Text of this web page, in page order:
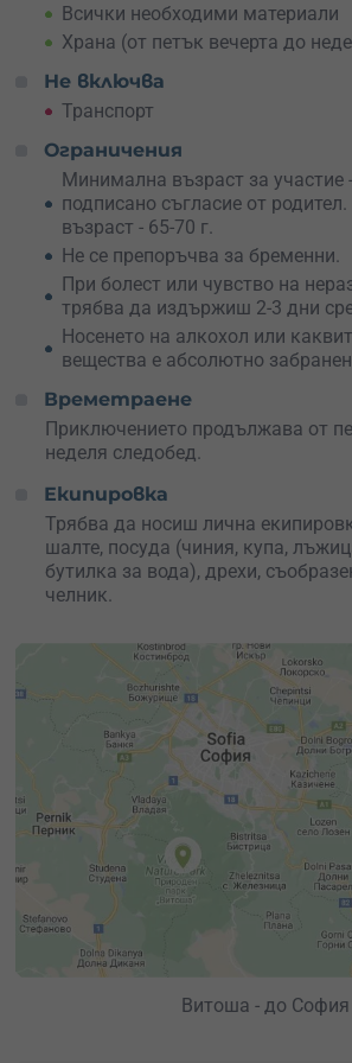
Създаване на подслони от
Урок за палене на огън — от
Работа и безопасност с режещи
Навигация и ориентиране;
Често допускани грешки и
телевизионните реклами;
Уроци за растения и вода.
По време на курса ще придобиеш
успешен престой сред дивата
се справяш в извънредни
реагираш правилно при природни
изискват да напуснеш дома си. Ще
които да ти помогнатда оцелееш в
да се справяш с ограничени ресурси.
Запиши се на курс по бушкрафт и
осигури едно умение за цял живот.
и приключенствай. Зареди се с
силен дух. Готов ли си?
Всички необходими материали
Храна (от петък вечерта до
Не включва
Транспорт
Ограничения
Минимална възраст за участие
подписано съгласие от
възраст - 65-70 г.
Не се препоръчва за бременни.
При болест или чувство на
трябва да издържиш 2-3 дни
Носенето на алкохол или
вещества е абсолютно
Времетраене
Приключението продължава от
неделя следобед.
Екипировка
Трябва да носиш лична
шалте, посуда (чиния, купа,
бутилка за вода), дрехи,
челник.
Витоша - до София